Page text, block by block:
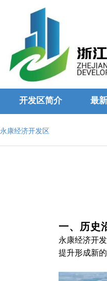
开发区简介 最
一、历史
永康经济开
提升形成新
永康经济开发区